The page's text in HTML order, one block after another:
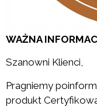
WAŻNA
Szanowni Klienci,
Pragniemy
produkt